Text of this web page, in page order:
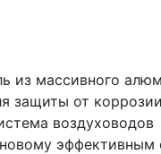
из массивного
защиты от
воздуховодов
эффективным